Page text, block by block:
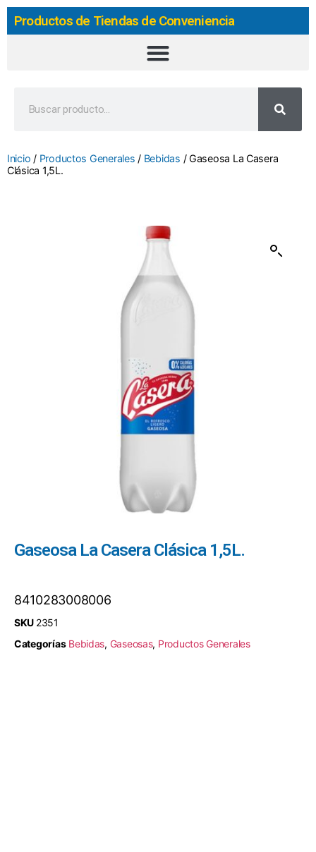
Productos de Tiendas de Conveniencia
Inicio / Productos Generales / Bebidas / Gaseosa La Casera
Clásica 1,5L.
Gaseosa La Casera Clásica 1,5L.
8410283008006
SKU 2351
Categorías Bebidas, Gaseosas, Productos Generales